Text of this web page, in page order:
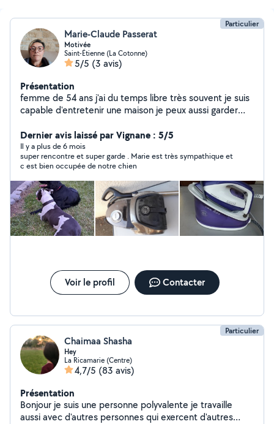
Particulier
Marie-Claude Passerat
Motivée
Saint-Étienne (La Cotonne)
5/5 (3 avis)
Présentation
femme de 54 ans j'ai du temps libre très souvent je suis
capable d'entretenir une maison je peux aussi garder
Dernier avis laissé par Vignane : 5/5
Il y a plus de 6 mois
super rencontre et super garde . Marie est très sympathique et
c est bien occupée de notre chien
Voir le profil Contacter
Particulier
Chaimaa Shasha
Hey
La Ricamarie (Centre)
4,7/5 (83 avis)
Présentation
Bonjour je suis une personne polyvalente je travaille
aussi avec d'autres personnes qui exercent d'autres